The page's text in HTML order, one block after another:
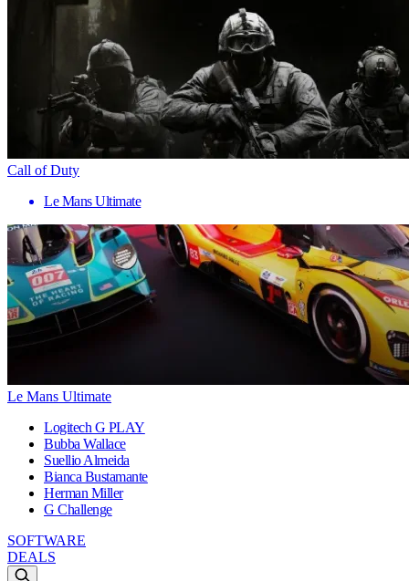
Call of Duty
Le Mans Ultimate
Le Mans Ultimate
Logitech G PLAY
Bubba Wallace
Suellio Almeida
Bianca Bustamante
Herman Miller
G Challenge
SOFTWARE
DEALS